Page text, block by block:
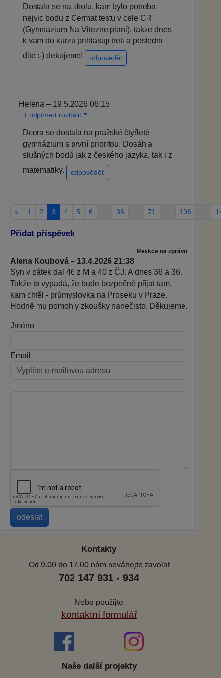
Dostala se na skolu, kam bylo potreba
nejvic bodu z Cermat testu v cele CR
(Gymnazium Na Vitezne plani), takze dnes
k vam do kurzu prihlasuji treti a posledni
dite :-) dekujeme!
odpovědět
Helena – 19.5.2026 06:15
1 odpoveď rozbalit
Dcera se dostala na pražské čtyřleté
gymnázium s první prioritou. Dosáhla
slušných bodů jak z českého jazyka, tak i z
matematiky.
odpovědět
« 1 2 3 4 5 6 36 71 106
Přidat příspěvek
Reakce na zprávu
Alena Koubová – 13.4.2026 21:38
Syn v pátek dal 46 z M a 40 z ČJ. A dnes 36 a 36.
Takže to vypadá, že bude bezpečně přijat tam,
kam chtěl - průmyslovka na Proseku v Praze.
Hodně mu pomohly zkoušky nanečisto. Děkujeme.
Jméno
Email
Kontakty
Od 9.00 do 17.00 nám neváhejte zavolat
702 147 931 - 934
Nebo použijte
kontaktní formulář
Naše další projekty